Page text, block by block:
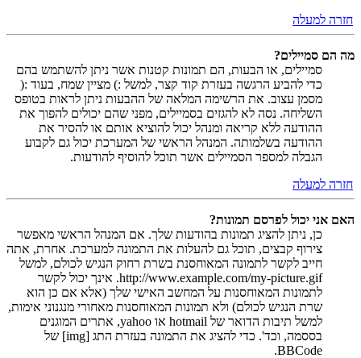
חזרה למעלה
מה הם סמיילים?
סמיילים, או הבעות, הם תמונות קטנות אשר ניתן להשתמש בהם
כדי להביע הרגשה בעזרת קוד קצר, למשל :) מציין שמח, בעוד :(
מסמן עצוב. את הרשימה המלאה של ההבעות ניתן לראות בטופס
השליחה. נסה לא להגזים בסמיילים, מפני שהם יכולים להפוך את
ההודעה ללא קריאה ומנהל יכול להוציא אותם או להסיר את
ההודעה בשלמותה. המנהל הראשי של המערכת יכול גם לקבוע
הגבלה למספר הסמיילים אשר תוכל להוסיף להודעות.
חזרה למעלה
האם אני יכול לפרסם תמונות?
כן, ניתן להציג תמונות בהודעות שלך. אם המנהל הראשי מאפשר
צירוף קבצים, תוכל גם להעלות את התמונה למערכת. אחרת, אתה
חייב לקשר לתמונה המאוחסנת בשרת רחוק הנגיש לכולם, למשל
http://www.example.com/my-picture.gif. אינך יכול לקשר
לתמונות המאוחסנות על המחשב האישי שלך (אלא אם כן הוא
שרת הנגיש לכולם) ולא תמונות המאוחסנות מאחורי מנגנוני אימות,
למשל תיבות הדואר של hotmail או yahoo, אתרים המוגנים
בססמה, וכד'. כדי להציג את התמונה בעזרת התג [img] של
BBCode.